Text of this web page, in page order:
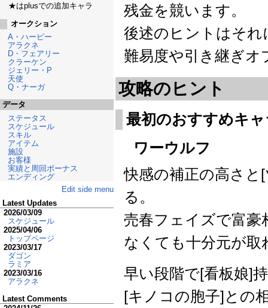
残金を競います。
後述のヒントはそ
難易度や引き継ぎオ
攻略のヒント
最初のおすすめキ
ワーウルフ
快感の補正の高さと
る。
売春フェイズで富豪
なくても十分元が
早い段階で[看板娘]
[キノコの胞子]との
★はplusでの追加キャラ
オークション
A・ハーピー
アラクネ
D・フェアリー
クラーケン
ジェリー・P
天使
Q・ナーガ
データ
ステータス
スケジュール
スキル
アイテム
施設
お客様
実績と周回ボーナス
エンディング
Edit side menu
Latest Updates
2026/03/09
スケジュール
2025/04/06
トップページ
2023/03/17
ダゴン
ラミア
2023/03/16
アラクネ
Latest Comments